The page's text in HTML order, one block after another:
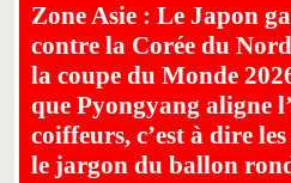
Zone Asie : Le Japon
contre la Corée du
la coupe du Monde
que Pyongyang aligne
coiffeurs, c’est à dire
le jargon du ballon